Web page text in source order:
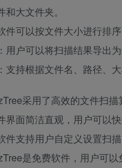
大文件夹。
件可以按文件大小进行排
用户可以将扫描结果导出
支持根据文件名、路径、
采用了高效的文件扫
界面简洁直观，用户可以
件支持用户自定义设置扫
是免费软件，用户可以